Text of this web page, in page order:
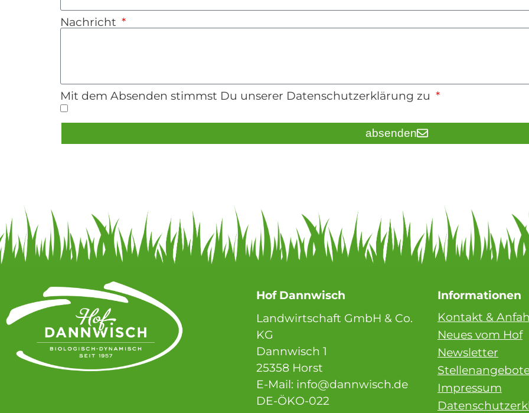
Nachricht
Mit dem Absenden stimmst Du unserer Datenschutzerklärung zu
absenden
Hof Dannwisch
Landwirtschaft GmbH & Co.
KG
Dannwisch 1
25358 Horst
E-Mail: info@dannwisch.de
DE-ÖKO-022
Informationen
Kontakt &
Neues vom Hof
Newsletter
Impressum